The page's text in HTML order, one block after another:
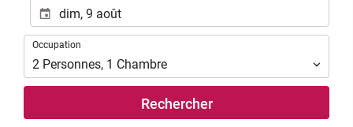
Occupation
Occupation
2 Personnes, 1 Chambre
Rechercher